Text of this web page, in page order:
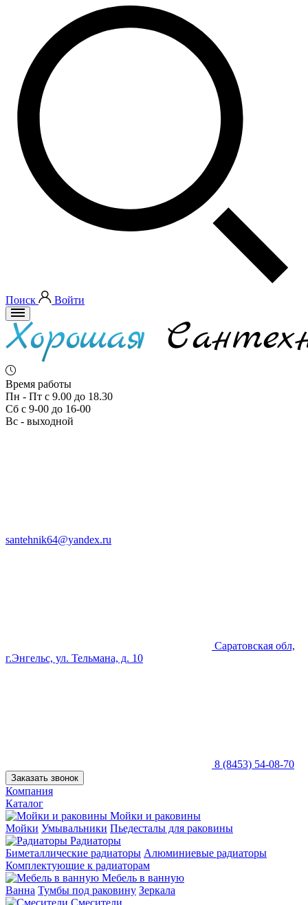
Поиск Войти
Время работы
Пн - Пт с 9.00 до 18.30
Сб с 9-00 до 16-00
Вс - выходной
santehnik64@yandex.ru
Саратовская обл,
г.Энгельс, ул. Тельмана, д. 10
8 (8453) 54-08-70
Заказать звонок
Компания
Каталог
Мойки и раковины
Мойки Умывальники Пьедесталы для раковины
Радиаторы
Биметаллические радиаторы Алюминиевые радиаторы
Комплектующие к радиаторам
Мебель в ванную
Ванна Тумбы под раковину Зеркала